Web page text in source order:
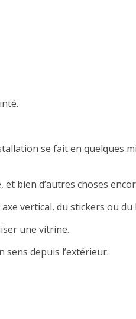
se fait en quelques
bien d’autres choses
vertical, du stickers ou
une vitrine.
sens depuis l’extérieur.